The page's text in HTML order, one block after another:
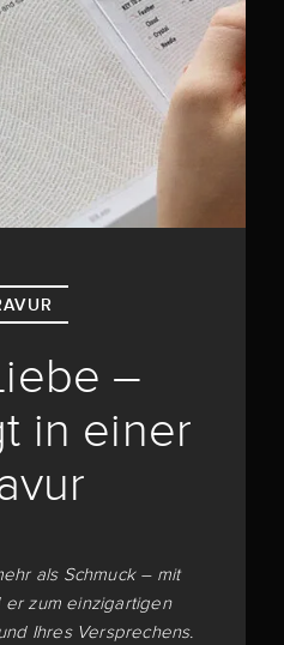
–
in einer
als Schmuck – mit
er zum einzigartigen
Ihres Versprechens.